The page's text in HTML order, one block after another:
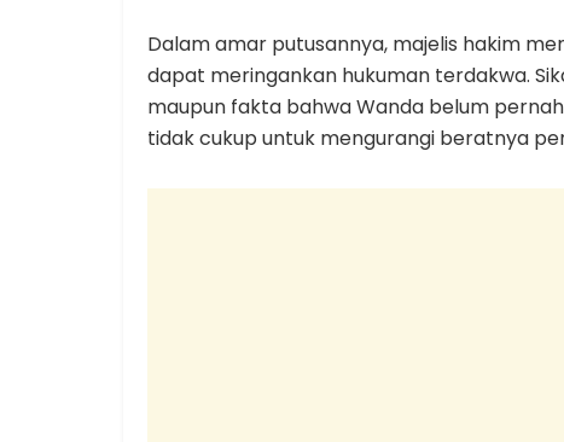
Dalam amar putusannya, majelis hakim
dapat meringankan hukuman terdakwa.
maupun fakta bahwa Wanda belum
tidak cukup untuk mengurangi beratnya